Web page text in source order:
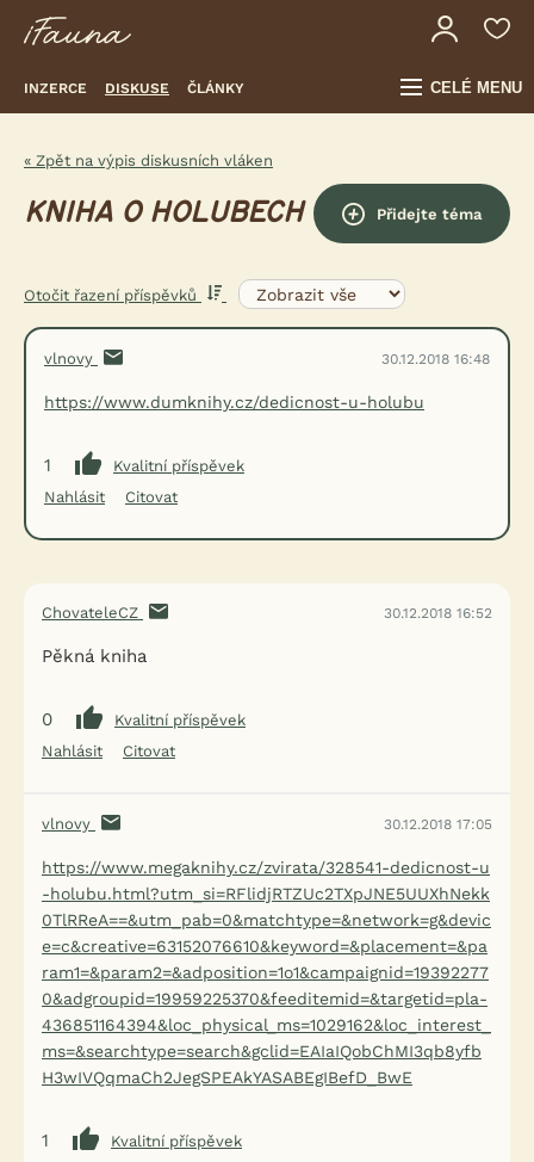
INZERCE DISKUSE ČLÁNKY CELÉ MENU
« Zpět na výpis diskusních vláken
KNIHA O HOLUBECH Přidejte téma
Otočit řazení příspěvků
vlnovy 30.12.2018 16:48
https://www.dumknihy.cz/dedicnost-u-holubu
1
Kvalitní příspěvek
Nahlásit
Citovat
ChovateleCZ 30.12.2018 16:52
Pěkná kniha
0
Kvalitní příspěvek
Nahlásit
Citovat
vlnovy 30.12.2018 17:05
https://www.megaknihy.cz/zvirata/328541-dedicnost-u
-holubu.html?utm_si=RFlidjRTZUc2TXpJNE5UUXhNekk
0TlRReA==&utm_pab=0&matchtype=&network=g&devic
e=c&creative=63152076610&keyword=&placement=&pa
ram1=&param2=&adposition=1o1&campaignid=19392277
0&adgroupid=19959225370&feeditemid=&targetid=pla-
436851164394&loc_physical_ms=1029162&loc_interest_
ms=&searchtype=search&gclid=EAIaIQobChMI3qb8yfb
H3wIVQqmaCh2JegSPEAkYASABEgIBefD_BwE
1
Kvalitní příspěvek